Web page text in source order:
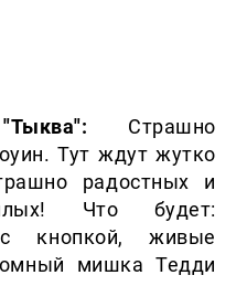
Страшно
Тут ждут жутко
радостных и
Что будет:
кнопкой, живые
мишка Тедди